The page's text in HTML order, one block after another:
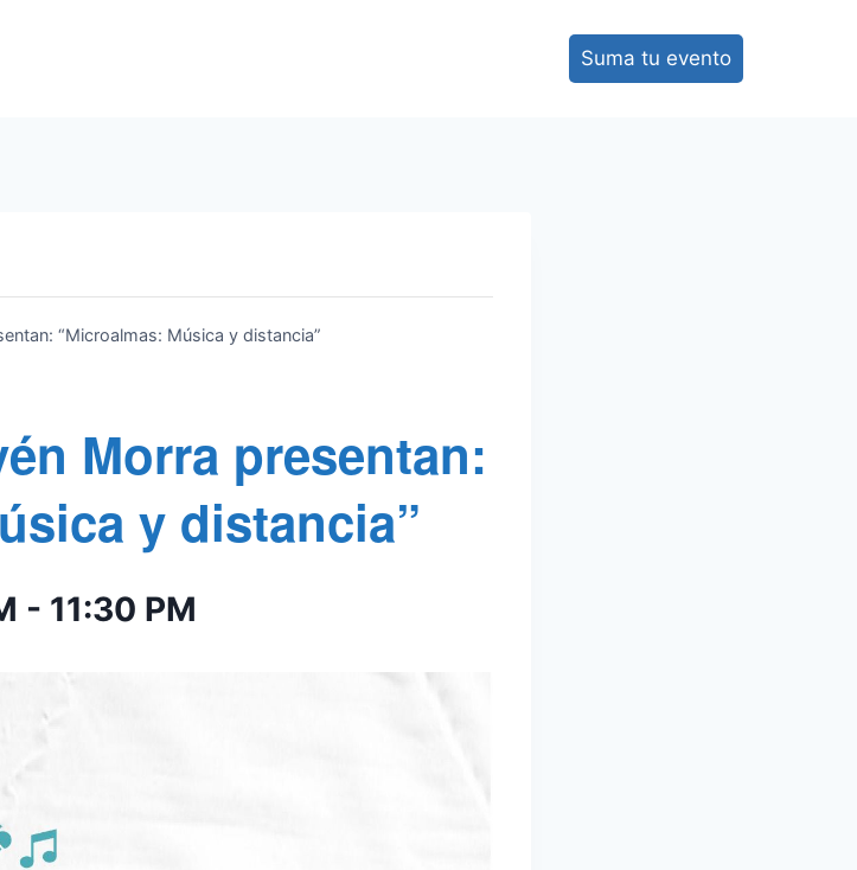
Suma tu evento
“Microalmas: Música y distancia”
Morra presentan:
y distancia”
- 11:30 PM